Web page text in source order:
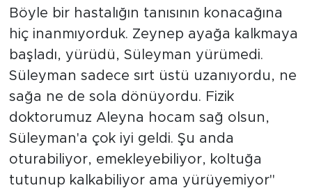
Böyle bir hastalığın tanısının konacağına
hiç inanmıyorduk. Zeynep ayağa kalkmaya
başladı, yürüdü, Süleyman yürümedi.
Süleyman sadece sırt üstü uzanıyordu, ne
sağa ne de sola dönüyordu. Fizik
doktorumuz Aleyna hocam sağ olsun,
Süleyman'a çok iyi geldi. Şu anda
oturabiliyor, emekleyebiliyor, koltuğa
tutunup kalkabiliyor ama yürüyemiyor"